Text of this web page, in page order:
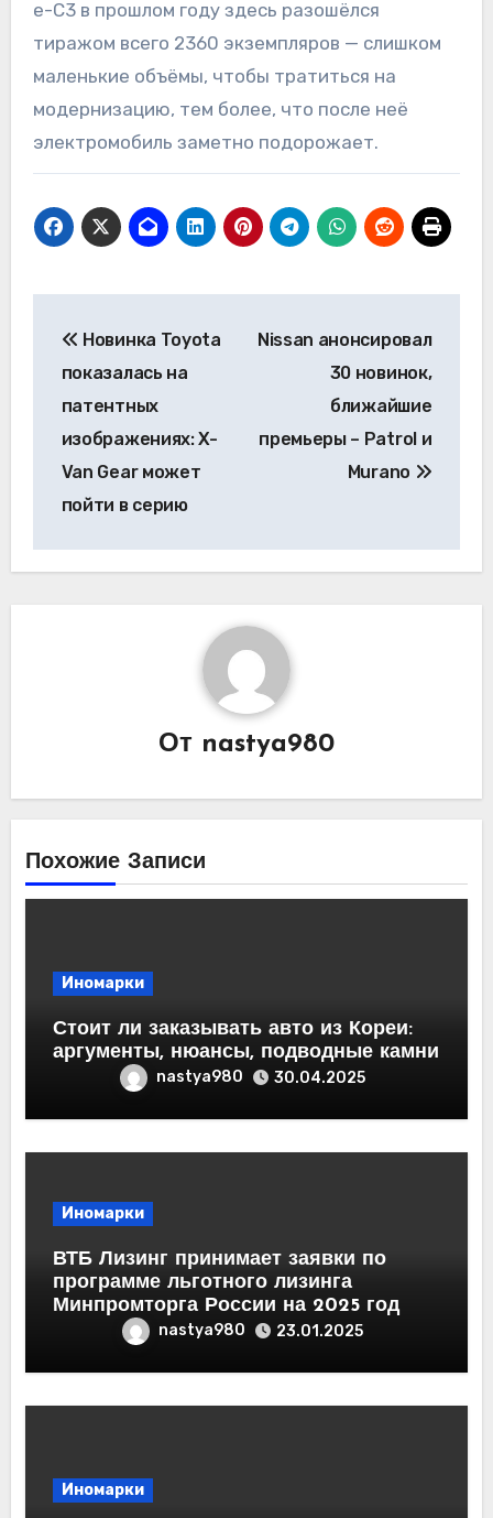
e-C3 в прошлом году здесь разошёлся
тиражом всего 2360 экземпляров — слишком
маленькие объёмы, чтобы тратиться на
модернизацию, тем более, что после неё
электромобиль заметно подорожает.
по
записям
Новинка Toyota
показалась на
патентных
изображениях: X-
Van Gear может
пойти в серию
Nissan анонсировал
30 новинок,
ближайшие
премьеры – Patrol и
Murano
От nastya980
Похожие Записи
Иномарки
Стоит ли заказывать авто из Кореи:
аргументы, нюансы, подводные камни
nastya980 30.04.2025
Иномарки
ВТБ Лизинг принимает заявки по
программе льготного лизинга
Минпромторга России на 2025 год
nastya980 23.01.2025
Иномарки